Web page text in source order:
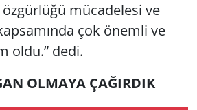
mücadelesi ve
çok önemli ve
oldu.” dedi.
OLMAYA ÇAĞIRDIK